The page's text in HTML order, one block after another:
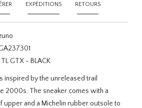
EXPÉDITIONS RETOURS
GTX - BLACK
inspired by the unreleased trail
2000s. The sneaker comes with a
upper and a Michelin rubber outsole to